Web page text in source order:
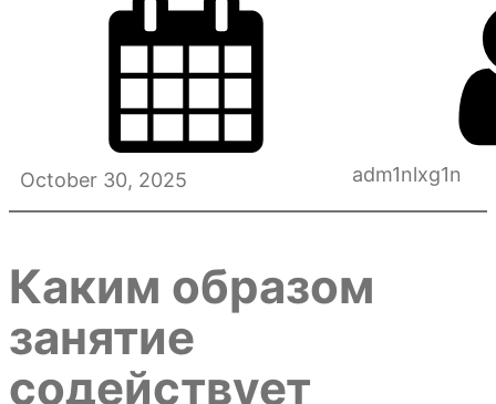
October 30, 2025 adm1nlxg1n
Каким образом
занятие
содействует